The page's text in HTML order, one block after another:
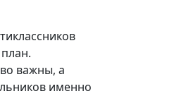
важны, а
именно